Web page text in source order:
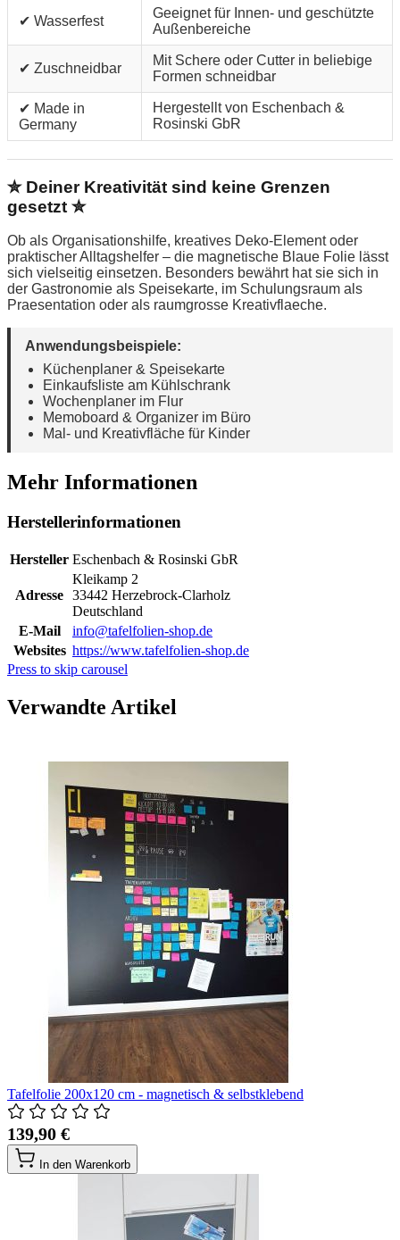
✔ Wasserfest
Geeignet für Innen- und geschützte
Außenbereiche
✔ Zuschneidbar
Mit Schere oder Cutter in beliebige
Formen schneidbar
✔ Made in
Germany
Hergestellt von Eschenbach &
Rosinski GbR
✮ Deiner Kreativität sind keine Grenzen
gesetzt ✮
Ob als Organisationshilfe, kreatives Deko-Element oder
praktischer Alltagshelfer – die magnetische Blaue Folie lässt
sich vielseitig einsetzen. Besonders bewährt hat sie sich in
der Gastronomie als Speisekarte, im Schulungsraum als
Praesentation oder als raumgrosse Kreativflaeche.
Anwendungsbeispiele:
Küchenplaner & Speisekarte
Einkaufsliste am Kühlschrank
Wochenplaner im Flur
Memoboard & Organizer im Büro
Mal- und Kreativfläche für Kinder
Mehr Informationen
Herstellerinformationen
Hersteller Eschenbach & Rosinski GbR
Adresse
Kleikamp 2
33442 Herzebrock-Clarholz
Deutschland
E-Mail
info@tafelfolien-shop.de
Websites https://www.tafelfolien-shop.de
Press to skip carousel
Verwandte Artikel
Tafelfolie 200x120 cm - magnetisch & selbstklebend
139,90 €
In den Warenkorb